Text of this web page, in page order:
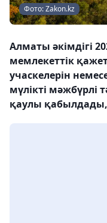
Фото: Zakon.kz
Алматы әкімдігі
мемлекеттік
учаскелерін
мүлікті мәжбүрлі
қаулы